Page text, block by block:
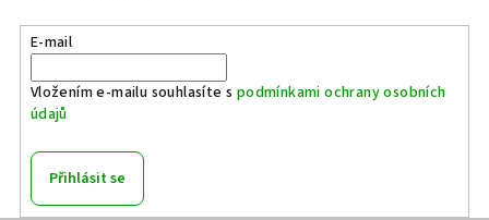
E-mail
Vložením e-mailu souhlasíte s podmínkami ochrany osobních
údajů
Přihlásit se